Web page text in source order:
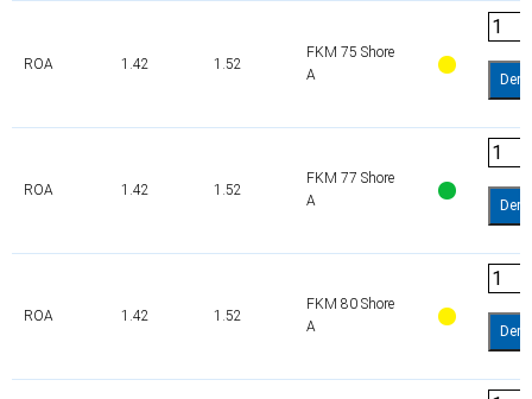
ROA 1.42 1.52
FKM 75 Shore
A
ROA 1.42 1.52
FKM 77 Shore
A
ROA 1.42 1.52
FKM 80 Shore
A